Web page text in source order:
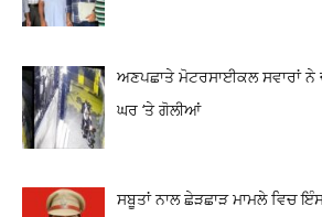
ਅਣਪਛਾਤੇ ਮੋਟਰਸਾਈਕਲ ਸਵਾਰਾਂ ਨੇ
ਘਰ ‘ਤੇ ਗੋਲੀਆਂ
ਸਬੂਤਾਂ ਨਾਲ ਛੇੜਛਾੜ ਮਾਮਲੇ ਵਿਚ